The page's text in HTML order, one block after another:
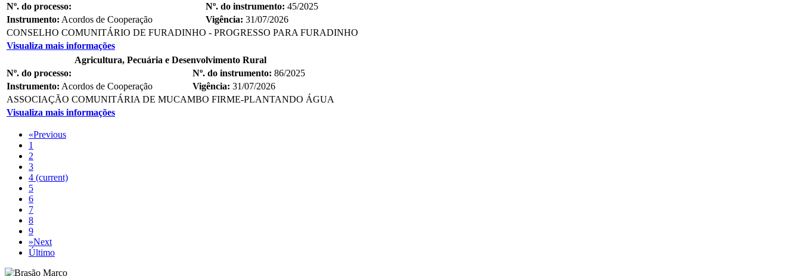
Nº. do processo:
Nº. do instrumento: 45/2025
Instrumento: Acordos de Cooperação Vigência: 31/07/2026
CONSELHO COMUNITÁRIO DE FURADINHO - PROGRESSO PARA FURADINHO
Visualiza mais informações
Agricultura, Pecuária e Desenvolvimento Rural
Nº. do processo:
Nº. do instrumento: 86/2025
Instrumento: Acordos de Cooperação Vigência: 31/07/2026
ASSOCIAÇÃO COMUNITÁRIA DE MUCAMBO FIRME-PLANTANDO ÁGUA
Visualiza mais informações
«Previous
1
2
3
4 (current)
5
6
7
8
9
»Next
Último